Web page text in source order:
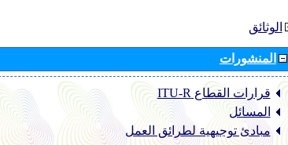
الوثائق
المنشورات
قرارات القطاع ‏ITU-R
المسائل
مبادئ توجيهية لطرائق العمل